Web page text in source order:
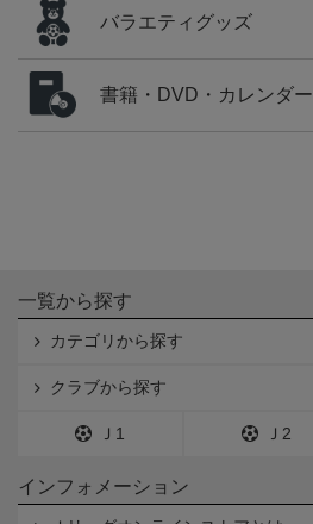
バラエティグッズ
書籍・DVD・カレンダー
一覧から探す
カテゴリから探す
クラブから探す
Ｊ1 Ｊ2
インフォメーション